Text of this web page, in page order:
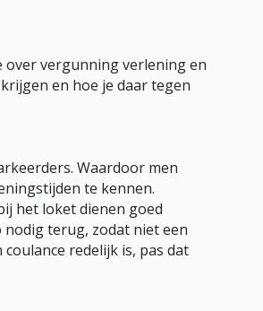
over vergunning verlening en
en hoe je daar tegen
Waardoor men
te kennen.
het loket dienen goed
terug, zodat niet een
redelijk is, pas dat